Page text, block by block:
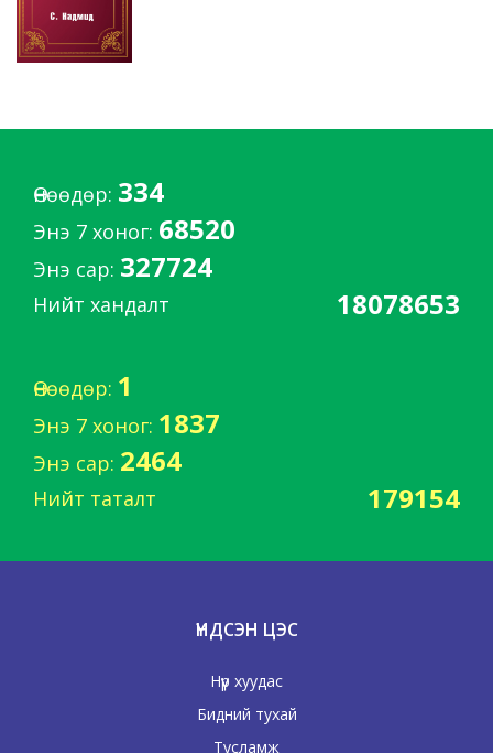
Өнөөдөр: 334
Энэ 7 хоног: 68520
Энэ сар: 327724
Нийт хандалт 18078653
Өнөөдөр: 1
Энэ 7 хоног: 1837
Энэ сар: 2464
Нийт таталт 179154
ҮНДСЭН ЦЭС
Нүүр хуудас
Бидний тухай
Тусламж